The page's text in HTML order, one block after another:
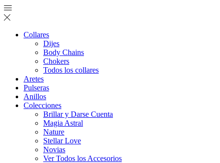
Collares
Dijes
Body Chains
Chokers
Todos los collares
Aretes
Pulseras
Anillos
Colecciones
Brillar y Darse Cuenta
Magia Astral
Nature
Stellar Love
Novias
Ver Todos los Accesorios